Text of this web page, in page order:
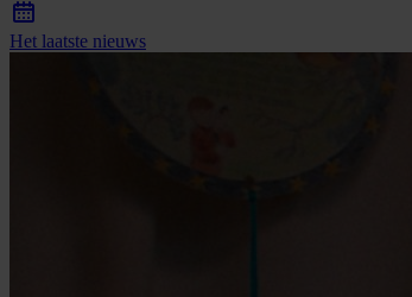
Het laatste nieuws